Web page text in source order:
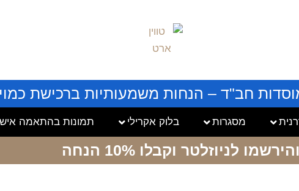
חב"ד – הנחות משמעותיות ברכישת
מסגרות בלוק אקרילי תמונות בהתאמה
לניוזלטר וקבלו 10% הנחה